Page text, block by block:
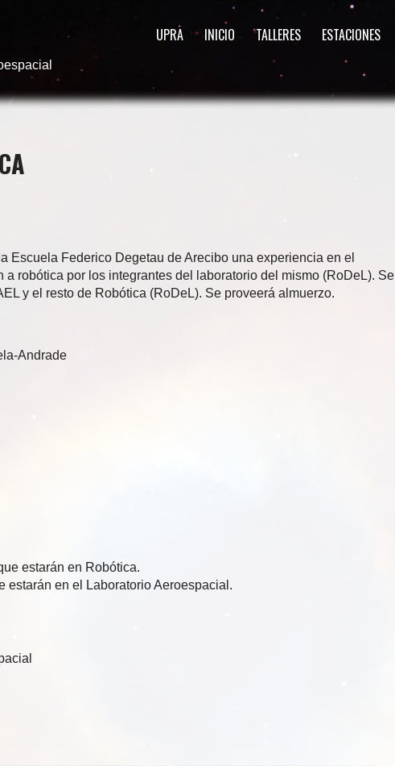
UPRA INICIO TALLERES ESTACIONES
Escuela Federico Degetau de Arecibo una experiencia en el
a robótica por los integrantes del laboratorio del mismo (RoDeL). Se
y el resto de Robótica (RoDeL). Se proveerá almuerzo.
Andrade
estarán en Robótica.
estarán en el Laboratorio Aeroespacial.